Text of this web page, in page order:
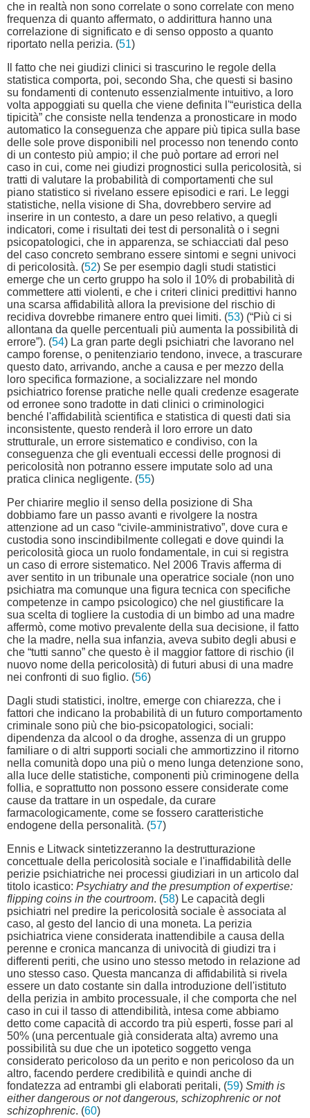
che in realtà non sono correlate o sono correlate con meno
frequenza di quanto affermato, o addirittura hanno una
correlazione di significato e di senso opposto a quanto
riportato nella perizia. (51)
Il fatto che nei giudizi clinici si trascurino le regole della
statistica comporta, poi, secondo Sha, che questi si basino
su fondamenti di contenuto essenzialmente intuitivo, a loro
volta appoggiati su quella che viene definita l'“euristica della
tipicità” che consiste nella tendenza a pronosticare in modo
automatico la conseguenza che appare più tipica sulla base
delle sole prove disponibili nel processo non tenendo conto
di un contesto più ampio; il che può portare ad errori nel
caso in cui, come nei giudizi prognostici sulla pericolosità, si
tratti di valutare la probabilità di comportamenti che sul
piano statistico si rivelano essere episodici e rari. Le leggi
statistiche, nella visione di Sha, dovrebbero servire ad
inserire in un contesto, a dare un peso relativo, a quegli
indicatori, come i risultati dei test di personalità o i segni
psicopatologici, che in apparenza, se schiacciati dal peso
del caso concreto sembrano essere sintomi e segni univoci
di pericolosità. (52) Se per esempio dagli studi statistici
emerge che un certo gruppo ha solo il 10% di probabilità di
commettere atti violenti, e che i criteri clinici predittivi hanno
una scarsa affidabilità allora la previsione del rischio di
recidiva dovrebbe rimanere entro quei limiti. (53) (“Più ci si
allontana da quelle percentuali più aumenta la possibilità di
errore”). (54) La gran parte degli psichiatri che lavorano nel
campo forense, o penitenziario tendono, invece, a trascurare
questo dato, arrivando, anche a causa e per mezzo della
loro specifica formazione, a socializzare nel mondo
psichiatrico forense pratiche nelle quali credenze esagerate
od erronee sono tradotte in dati clinici o criminologici
benché l'affidabilità scientifica e statistica di questi dati sia
inconsistente, questo renderà il loro errore un dato
strutturale, un errore sistematico e condiviso, con la
conseguenza che gli eventuali eccessi delle prognosi di
pericolosità non potranno essere imputate solo ad una
pratica clinica negligente. (55)
Per chiarire meglio il senso della posizione di Sha
dobbiamo fare un passo avanti e rivolgere la nostra
attenzione ad un caso “civile-amministrativo”, dove cura e
custodia sono inscindibilmente collegati e dove quindi la
pericolosità gioca un ruolo fondamentale, in cui si registra
un caso di errore sistematico. Nel 2006 Travis afferma di
aver sentito in un tribunale una operatrice sociale (non uno
psichiatra ma comunque una figura tecnica con specifiche
competenze in campo psicologico) che nel giustificare la
sua scelta di togliere la custodia di un bimbo ad una madre
affermò, come motivo prevalente della sua decisione, il fatto
che la madre, nella sua infanzia, aveva subito degli abusi e
che “tutti sanno” che questo è il maggior fattore di rischio (il
nuovo nome della pericolosità) di futuri abusi di una madre
nei confronti di suo figlio. (56)
Dagli studi statistici, inoltre, emerge con chiarezza, che i
fattori che indicano la probabilità di un futuro comportamento
criminale sono più che bio-psicopatologici, sociali:
dipendenza da alcool o da droghe, assenza di un gruppo
familiare o di altri supporti sociali che ammortizzino il ritorno
nella comunità dopo una più o meno lunga detenzione sono,
alla luce delle statistiche, componenti più criminogene della
follia, e soprattutto non possono essere considerate come
cause da trattare in un ospedale, da curare
farmacologicamente, come se fossero caratteristiche
endogene della personalità. (57)
Ennis e Litwack sintetizzeranno la destrutturazione
concettuale della pericolosità sociale e l'inaffidabilità delle
perizie psichiatriche nei processi giudiziari in un articolo dal
titolo icastico: Psychiatry and the presumption of expertise:
flipping coins in the courtroom. (58) Le capacità degli
psichiatri nel predire la pericolosità sociale è associata al
caso, al gesto del lancio di una moneta. La perizia
psichiatrica viene considerata inattendibile a causa della
perenne e cronica mancanza di univocità di giudizi tra i
differenti periti, che usino uno stesso metodo in relazione ad
uno stesso caso. Questa mancanza di affidabilità si rivela
essere un dato costante sin dalla introduzione dell'istituto
della perizia in ambito processuale, il che comporta che nel
caso in cui il tasso di attendibilità, intesa come abbiamo
detto come capacità di accordo tra più esperti, fosse pari al
50% (una percentuale già considerata alta) avremo una
possibilità su due che un ipotetico soggetto venga
considerato pericoloso da un perito e non pericoloso da un
altro, facendo perdere credibilità e quindi anche di
fondatezza ad entrambi gli elaborati peritali, (59) Smith is
either dangerous or not dangerous, schizophrenic or not
schizophrenic. (60)